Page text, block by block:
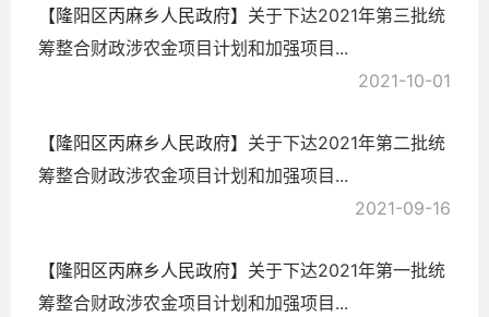
【隆阳区丙麻乡人民政府】 关于下达2021年第三批统
筹整合财政涉农金项目计划和加强项目...
2021-10-01
【隆阳区丙麻乡人民政府】 关于下达2021年第二批统
筹整合财政涉农金项目计划和加强项目...
2021-09-16
【隆阳区丙麻乡人民政府】 关于下达2021年第一批统
筹整合财政涉农金项目计划和加强项目...